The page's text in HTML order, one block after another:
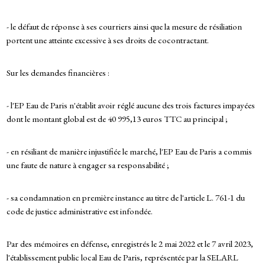
- le défaut de réponse à ses courriers ainsi que la mesure de résiliation
portent une atteinte excessive à ses droits de cocontractant.
Sur les demandes financières :
- l'EP Eau de Paris n'établit avoir réglé aucune des trois factures impayées
dont le montant global est de 40 995,13 euros TTC au principal ;
- en résiliant de manière injustifiée le marché, l'EP Eau de Paris a commis
une faute de nature à engager sa responsabilité ;
- sa condamnation en première instance au titre de l'article L. 761-1 du
code de justice administrative est infondée.
Par des mémoires en défense, enregistrés le 2 mai 2022 et le 7 avril 2023,
l'établissement public local Eau de Paris, représentée par la SELARL